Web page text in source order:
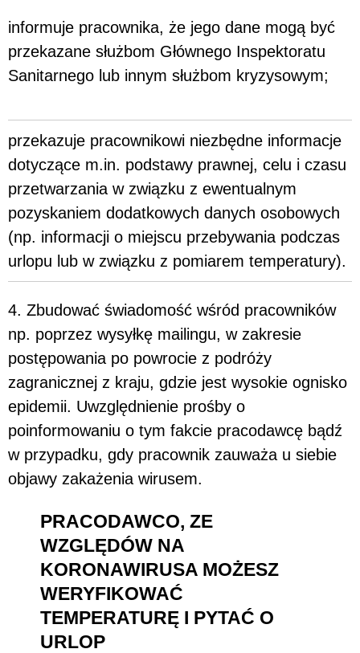
informuje pracownika, że jego dane mogą być
przekazane służbom Głównego Inspektoratu
Sanitarnego lub innym służbom kryzysowym;
przekazuje pracownikowi niezbędne informacje
dotyczące m.in. podstawy prawnej, celu i czasu
przetwarzania w związku z ewentualnym
pozyskaniem dodatkowych danych osobowych
(np. informacji o miejscu przebywania podczas
urlopu lub w związku z pomiarem temperatury).
4. Zbudować świadomość wśród pracowników
np. poprzez wysyłkę mailingu, w zakresie
postępowania po powrocie z podróży
zagranicznej z kraju, gdzie jest wysokie ognisko
epidemii. Uwzględnienie prośby o
poinformowaniu o tym fakcie pracodawcę bądź
w przypadku, gdy pracownik zauważa u siebie
objawy zakażenia wirusem.
PRACODAWCO, ZE
WZGLĘDÓW NA
KORONAWIRUSA MOŻESZ
WERYFIKOWAĆ
TEMPERATURĘ I PYTAĆ O
URLOP